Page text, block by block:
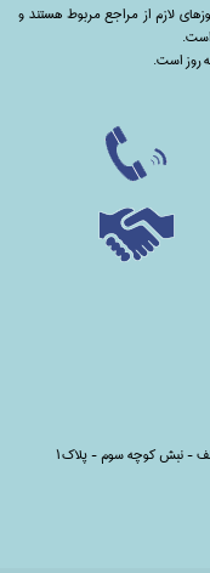
لازم از مراجع مربوط هستند ‌و‌‌
روز است.
- نبش کوچه سوم - پلاک1